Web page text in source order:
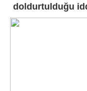
doldurtulduğu